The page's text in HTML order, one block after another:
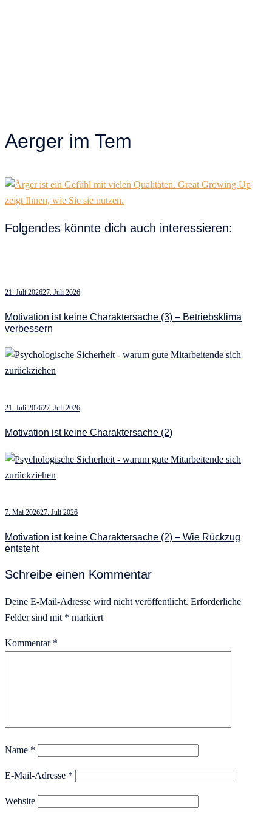
Aerger im Tem
Folgendes könnte dich auch interessieren:
21. Juli 202627. Juli 2026
Motivation ist keine Charaktersache (3) – Betriebsklima
verbessern
21. Juli 202627. Juli 2026
Motivation ist keine Charaktersache (2)
7. Mai 202627. Juli 2026
Motivation ist keine Charaktersache (2) – Wie Rückzug
entsteht
Schreibe einen Kommentar
Deine E-Mail-Adresse wird nicht veröffentlicht. Erforderliche
Felder sind mit * markiert
Kommentar *
Name *
E-Mail-Adresse *
Website